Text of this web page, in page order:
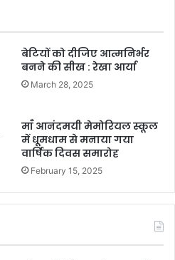
बेटियों को दीजिए आत्मनिर्भर
बनने की सीख : रेखा आर्या
March 28, 2025
माँ आनंदमयी मेमोरियल स्कूल
में धूमधाम से मनाया गया
वार्षिक दिवस समारोह
February 15, 2025